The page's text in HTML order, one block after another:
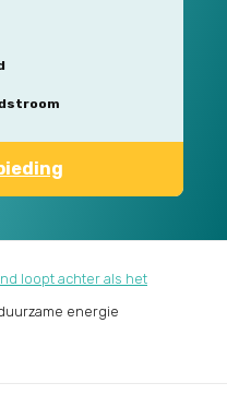
loopt achter als het
energie